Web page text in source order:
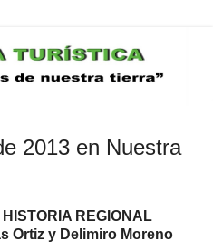
2013 en Nuestra
REGIONAL
Ortiz y Delimiro Moreno